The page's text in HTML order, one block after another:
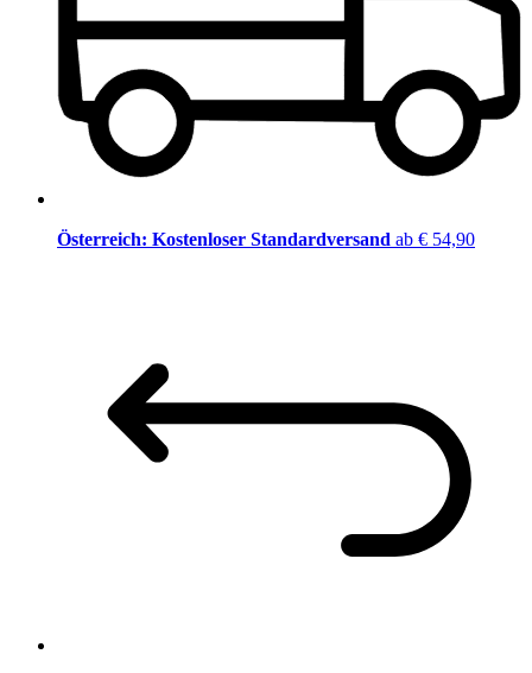
Österreich: Kostenloser Standardversand ab € 54,90